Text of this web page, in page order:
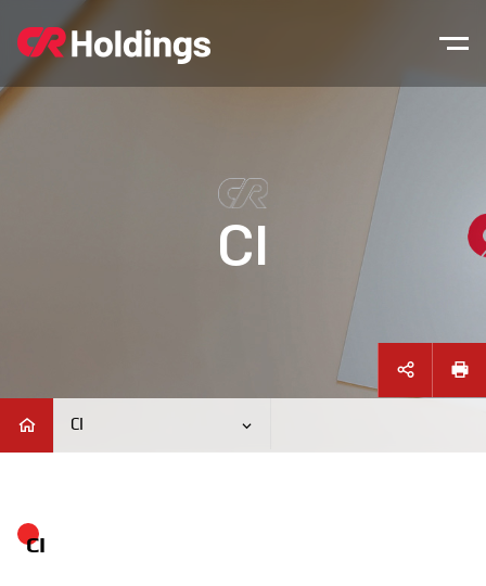
본문바로가기
주매뉴 바로가기
CI
CI
CI